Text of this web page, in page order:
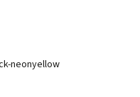
neonyellow